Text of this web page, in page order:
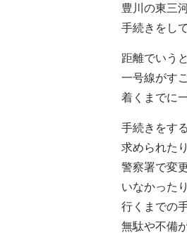
豊川の東三
手続きをし
距離でいう
一号線がす
着くまでに
手続きをす
求められた
警察署で変
いなかったり
行くまでの
無駄や不備